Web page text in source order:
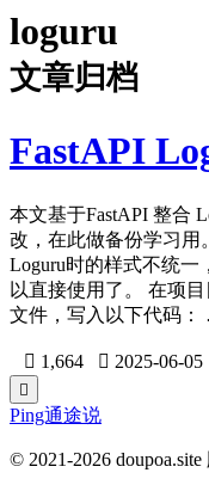
loguru
文章归档
FastAPI
本文基于FastAPI 整合
改，在此做备份学习用
Loguru时的样式不统一
以直接使用了。 在项
文件，写入以下代码
 1,664  2025-06-05

Ping通途说
© 2021-2026